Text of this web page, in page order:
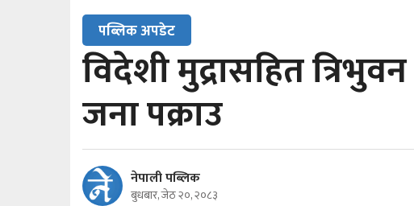
पब्लिक अपडेट
विदेशी मुद्रासहित
जना पक्राउ
नेपाली पब्लिक
बुधबार, जेठ २०, २०८३